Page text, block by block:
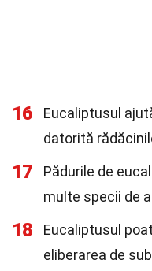
16
Eucaliptusul
datorită
17
Pădurile de
multe specii de
18
Eucaliptusul
eliberarea de